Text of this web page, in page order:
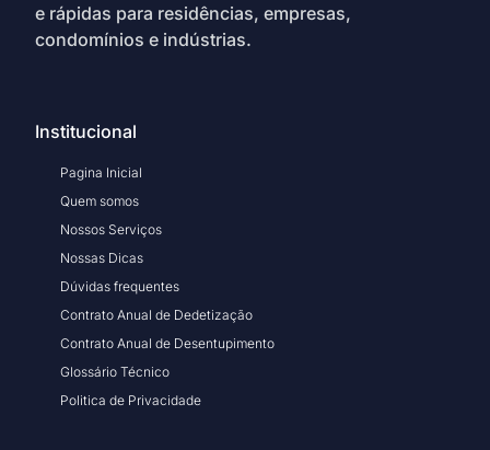
e rápidas para residências, empresas,
condomínios e indústrias.
Institucional
Pagina Inicial
Quem somos
Nossos Serviços
Nossas Dicas
Dúvidas frequentes
Contrato Anual de Dedetização
Contrato Anual de Desentupimento
Glossário Técnico
Politica de Privacidade